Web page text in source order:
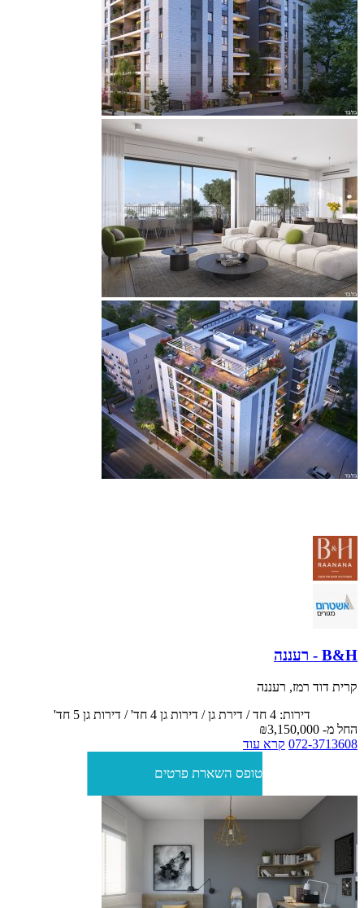
B&H - רעננה
קרית דוד רמז, רעננה
דירות: 4 חד / דירת גן / דירות גן 4 חד' / דירות גן 5 חד'
החל מ- ₪3,150,000
072-3713608 קרא עוד
טופס השארת פרטים